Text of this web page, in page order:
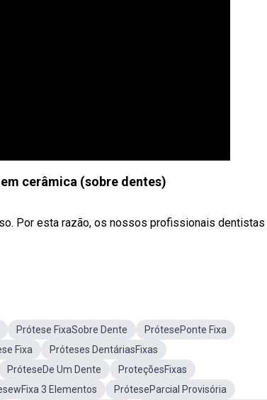
cerâmica (sobre dentes)
Por esta razão, os nossos profissionais dentistas
Prótese FixaSobre Dente
PrótesePonte Fixa
Fixa
Próteses DentáriasFixas
PróteseDe Um Dente
ProteçõesFixas
3 Elementos
PróteseParcial Provisória